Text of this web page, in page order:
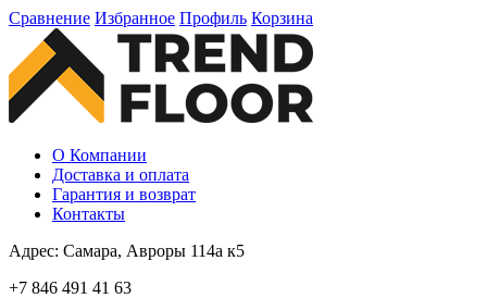
Сравнение Избранное Профиль Корзина
О Компании
Доставка и оплата
Гарантия и возврат
Контакты
Адрес: Самара, Авроры 114а к5
+7 846 491 41 63